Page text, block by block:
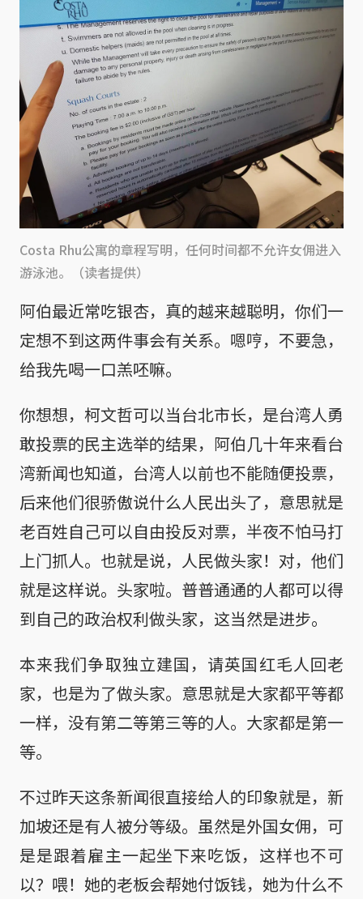
Costa Rhu公寓的章程写明，任何时间都不允许女佣进入
游泳池。（读者提供）
阿伯最近常吃银杏，真的越来越聪明，你们一
定想不到这两件事会有关系。嗯哼，不要急，
给我先喝一口羔呸嘛。
你想想，柯文哲可以当台北市长，是台湾人勇
敢投票的民主选举的结果，阿伯几十年来看台
湾新闻也知道，台湾人以前也不能随便投票，
后来他们很骄傲说什么人民出头了，意思就是
老百姓自己可以自由投反对票，半夜不怕马打
上门抓人。也就是说，人民做头家！对，他们
就是这样说。头家啦。普普通通的人都可以得
到自己的政治权利做头家，这当然是进步。
本来我们争取独立建国，请英国红毛人回老
家，也是为了做头家。意思就是大家都平等都
一样，没有第二等第三等的人。大家都是第一
等。
不过昨天这条新闻很直接给人的印象就是，新
加坡还是有人被分等级。虽然是外国女佣，可
是是跟着雇主一起坐下来吃饭，这样也不可
以？喂！她的老板会帮她付饭钱，她为什么不